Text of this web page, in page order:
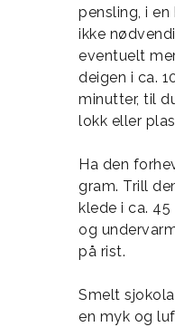
pensling, i
ikke
eventuelt
deigen i ca.
minutter, til
lokk eller
Ha den
gram. Trill
klede i ca.
og
på rist.
Smelt
en myk og